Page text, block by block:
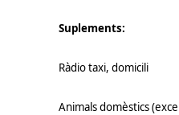
Suplements:
Ràdio taxi, domicili
Animals domèstics